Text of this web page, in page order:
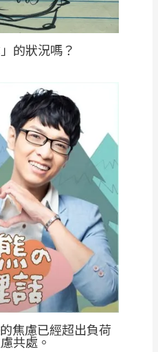
的狀況嗎？
焦慮已經超出負荷
共處。